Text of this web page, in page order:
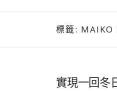
標籤: MAIKO
實現一回冬